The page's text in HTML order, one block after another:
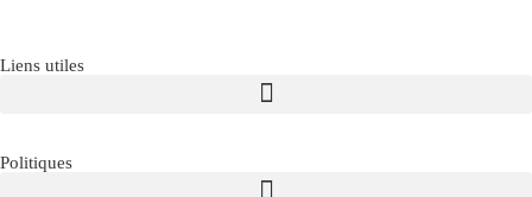
Liens utiles
Politiques